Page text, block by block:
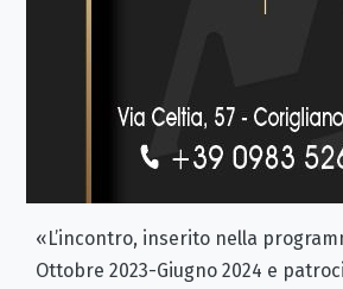
«L’incontro, inserito nella
Ottobre 2023-Giugno 2024 e